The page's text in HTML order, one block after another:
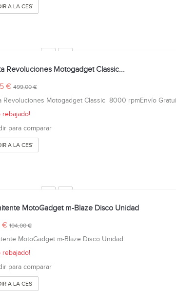
A LA CESTA
Revoluciones Motogadget Classic...
€499,00 €
Revoluciones Motogadget Classic 8000 rpmEnvío
rebajado!
para comparar
A LA CESTA
MotoGadget m-Blaze Disco Unidad
€104,00 €
MotoGadget m-Blaze Disco Unidad
rebajado!
para comparar
A LA CESTA